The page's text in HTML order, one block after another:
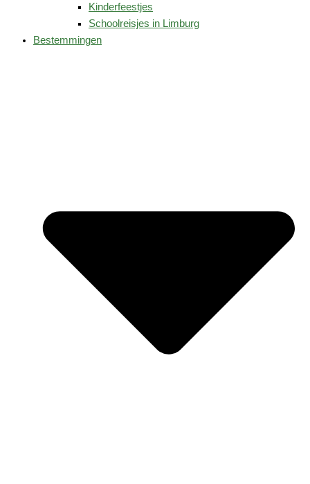
Kinderfeestjes
Schoolreisjes in Limburg
Bestemmingen